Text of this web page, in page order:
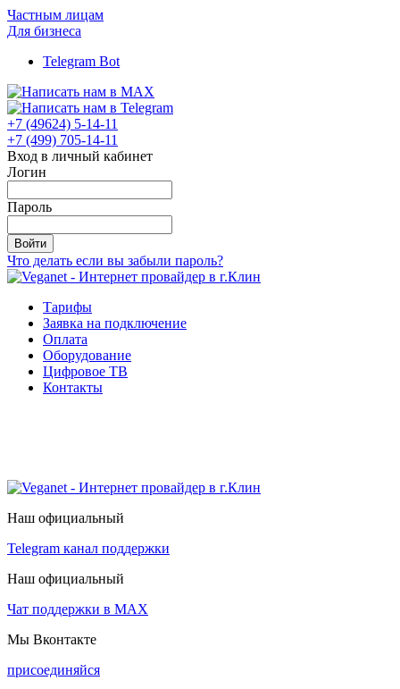
Частным лицам
Для бизнеса
Telegram Bot
+7 (49624) 5-14-11
+7 (499) 705-14-11
Вход в личный кабинет
Логин
Пароль
Войти
Что делать если вы забыли пароль?
Тарифы
Заявка на подключение
Оплата
Оборудование
Цифровое ТВ
Контакты
Наш официальный
Telegram канал поддержки
Наш официальный
Чат поддержки в МАХ
Мы Вконтакте
присоединяйся